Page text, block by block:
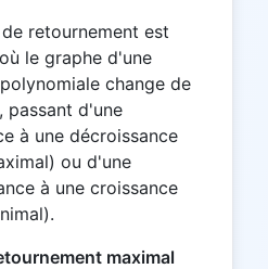
retournement est
le graphe d'une
change de
passant d'une
à une décroissance
ou d'une
à une croissance
maximal